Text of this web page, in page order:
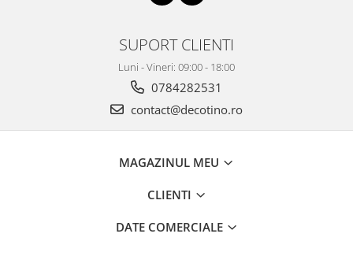
SUPORT CLIENTI
Luni - Vineri: 09:00 - 18:00
0784282531
contact@decotino.ro
MAGAZINUL MEU
CLIENTI
DATE COMERCIALE